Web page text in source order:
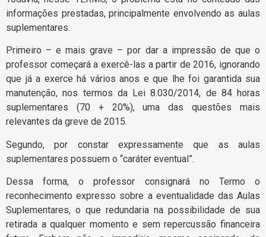
informações prestadas, principalmente envolvendo as aulas
suplementares.
Primeiro – e mais grave – por dar a impressão de que o
professor começará a exercê-las a partir de 2016, ignorando
que já a exerce há vários anos e que lhe foi garantida sua
manutenção, nos termos da Lei 8.030/2014, de 84 horas
suplementares (70 + 20%), uma das questões mais
relevantes da greve de 2015.
Segundo, por constar expressamente que as aulas
suplementares possuem o “caráter eventual”.
Dessa forma, o professor consignará no Termo o
reconhecimento expresso sobre a eventualidade das Aulas
Suplementares, o que redundaria na possibilidade de sua
retirada a qualquer momento e sem repercussão financeira